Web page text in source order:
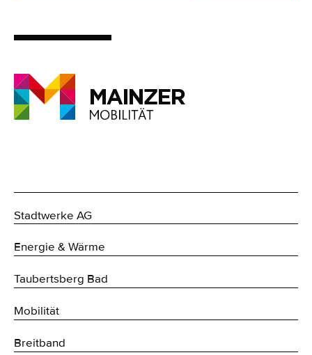
Stadtwerke AG
Energie & Wärme
Taubertsberg Bad
Mobilität
Breitband